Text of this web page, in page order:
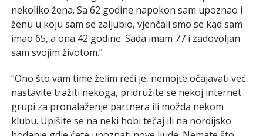
nekoliko žena. Sa 62 godine napokon sam upoznao i
ženu u koju sam se zaljubio, vjenčali smo se kad sam
imao 65, a ona 42 godine. Sada imam 77 i zadovoljan
sam svojim životom.”
“Ono što vam time želim reći je, nemojte očajavati već
nastavite tražiti nekoga, pridružite se nekoj internet
grupi za pronalaženje partnera ili možda nekom
klubu. Upišite se na neki hobi tečaj ili na nordijsko